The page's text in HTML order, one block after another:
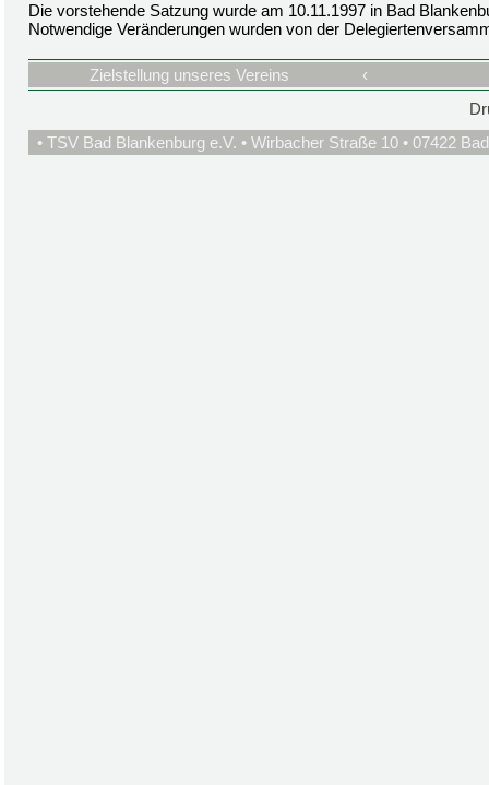
Die vorstehende Satzung wurde am 10.11.1997 in Bad
Notwendige Veränderungen wurden von der
Zielstellung unseres Vereins
‹
• TSV Bad Blankenburg e.V. • Wirbacher Straße 10 • 07422